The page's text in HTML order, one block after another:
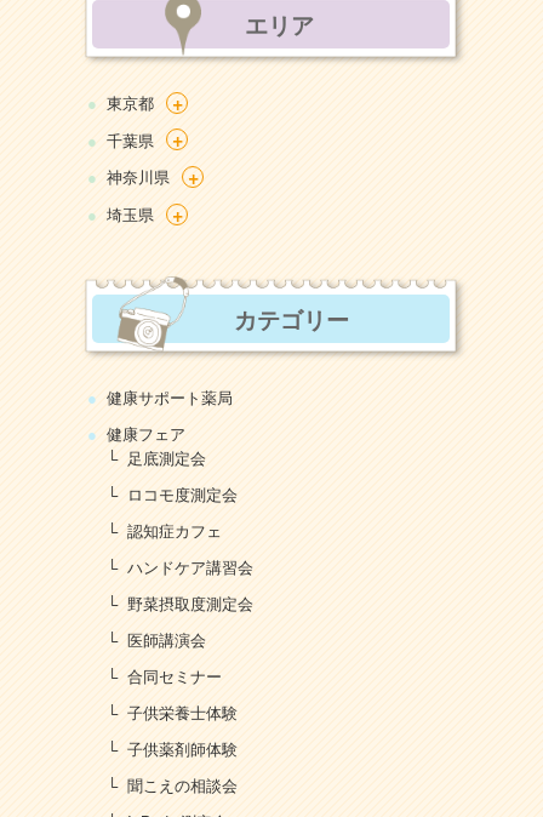
エリア
東京都 +
千葉県 +
神奈川県 +
埼玉県 +
カテゴリー
健康サポート薬局
健康フェア
足底測定会
ロコモ度測定会
認知症カフェ
ハンドケア講習会
野菜摂取度測定会
医師講演会
合同セミナー
子供栄養士体験
子供薬剤師体験
聞こえの相談会